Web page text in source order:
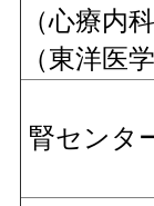
（心療内科
（東洋医学
腎センタ